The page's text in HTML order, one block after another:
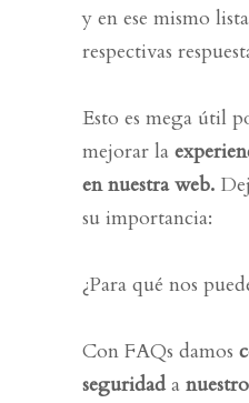
y en ese mismo
respectivas
Esto es mega útil
mejorar la
en nuestra web.
su importancia:
¿Para qué nos
Con FAQs damos
seguridad a